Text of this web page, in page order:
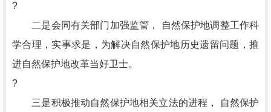
?
二是会同有关部门加强监管， 自然保护地调整工作科
学合理，实事求是，为解决自然保护地历史遗留问题，推
进自然保护地改革当好卫士。
?
三是积极推动自然保护地相关立法的进程， 自然保护